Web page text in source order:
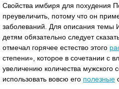
Свойства имбиря для похудения
преувеличить, потому что он
заболеваний. Для описания темы
детям обязательно следует
отмечал горячее естество этого
степени», которое в сочетании с
увеличению количества мужского
использовать вовсю его полезные